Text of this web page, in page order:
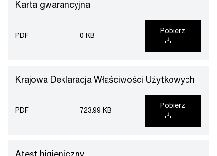
Karta gwarancyjna
PDF 0 KB
Pobierz
Krajowa Deklaracja Właściwości Użytkowych
PDF 723.99 KB
Pobierz